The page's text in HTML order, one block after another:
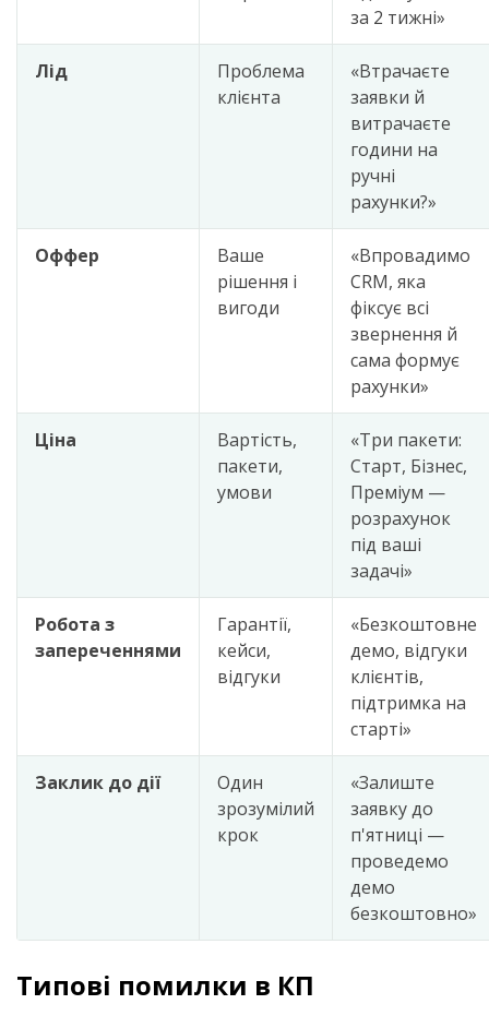
за 2 тижні»
Лід
Проблема
клієнта
«Втрачаєте
заявки й
витрачаєте
години на
ручні
рахунки?»
Оффер
Ваше
рішення і
вигоди
«Впровадимо
CRM, яка
фіксує всі
звернення й
сама формує
рахунки»
Ціна
Вартість,
пакети,
умови
«Три пакети:
Старт, Бізнес,
Преміум —
розрахунок
під ваші
задачі»
Робота з
запереченнями
Гарантії,
кейси,
відгуки
«Безкоштовне
демо, відгуки
клієнтів,
підтримка на
старті»
Заклик до дії
Один
зрозумілий
крок
«Залиште
заявку до
п'ятниці —
проведемо
демо
безкоштовно»
Типові помилки в КП